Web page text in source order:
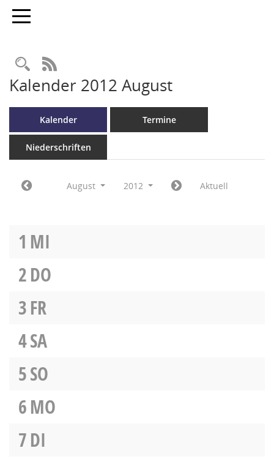
Toggle navigation
RSS-Feed
Kalender 2012 August
Kalender Termine
Niederschriften
August 2012 Aktuell
1 MI
2DO
3FR
4SA
5SO
6MO
7DI